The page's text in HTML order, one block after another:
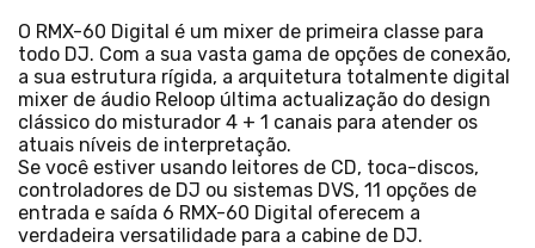
O RMX-60 Digital é um mixer de primeira classe para
todo DJ. Com a sua vasta gama de opções de conexão,
a sua estrutura rígida, a arquitetura totalmente digital
mixer de áudio Reloop última actualização do design
clássico do misturador 4 + 1 canais para atender os
atuais níveis de interpretação.
Se você estiver usando leitores de CD, toca-discos,
controladores de DJ ou sistemas DVS, 11 opções de
entrada e saída 6 RMX-60 Digital oferecem a
verdadeira versatilidade para a cabine de DJ.